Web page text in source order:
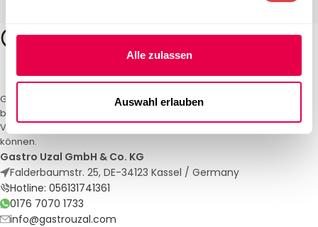
Alle zulassen
Auswahl erlauben
Gastro Uzal – Ihr Spezialist für Gastronomiemöbel und -textilien. Wir
bieten maßgeschneiderte Lösungen für Restaurants, Hotels und
Veranstaltungen. Qualität und Service, auf die Sie sich verlassen
können.
Gastro Uzal GmbH & Co. KG
Falderbaumstr. 25, DE-34123 Kassel / Germany
Hotline: 056131741361
0176 7070 1733
info@gastrouzal.com